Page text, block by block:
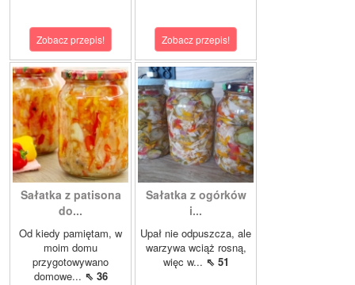
Zobacz przepis! Zobacz przepis!
Sałatka z patisona
do...
Od kiedy pamiętam, w
moim domu
przygotowywano
domowe... ⇖ 36
Sałatka z ogórków
i...
Upał nie odpuszcza, ale
warzywa wciąż rosną,
więc w... ⇖ 51